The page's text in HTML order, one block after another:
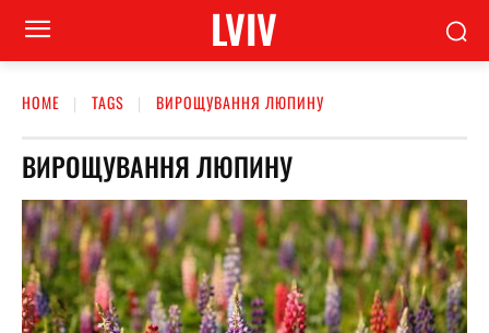
LVIV
HOME TAGS ВИРОЩУВАННЯ ЛЮПИНУ
ВИРОЩУВАННЯ ЛЮПИНУ